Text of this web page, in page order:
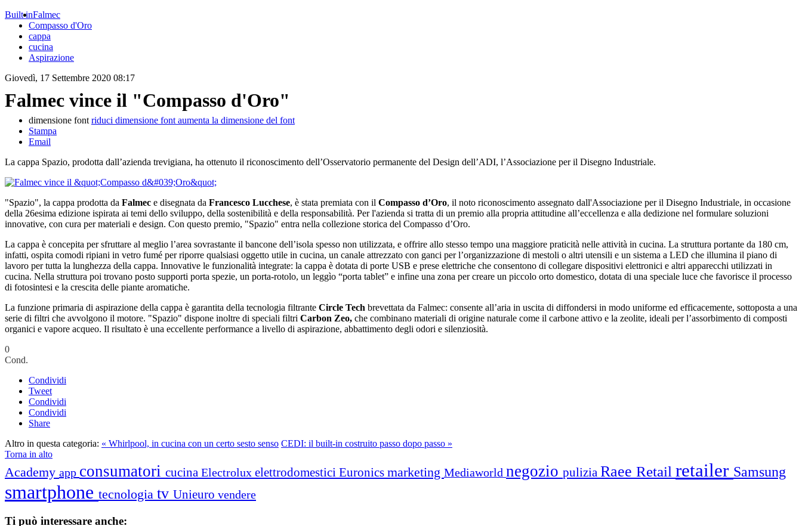
Built inFalmec
Compasso d'Oro
cappa
cucina
Aspirazione
Giovedì, 17 Settembre 2020 08:17
Falmec vince il "Compasso d'Oro"
dimensione font riduci dimensione font aumenta la dimensione del font
Stampa
Email
La cappa Spazio, prodotta dall’azienda trevigiana, ha ottenuto il riconoscimento dell’Osservatorio permanente del Design dell’ADI, l’Associazione per il Disegno Industriale.
"Spazio", la cappa prodotta da Falmec e disegnata da Francesco Lucchese, è stata premiata con il Compasso d’Oro, il noto riconoscimento assegnato dall'Associazione per il Disegno Industriale, in occasione
della 26esima edizione ispirata ai temi dello sviluppo, della sostenibilità e della responsabilità. Per l'azienda si tratta di un premio alla propria attitudine all’eccellenza e alla dedizione nel formulare soluzioni
innovative, con cura per materiali e design. Con questo premio, "Spazio" entra nella collezione storica del Compasso d’Oro.
La cappa è concepita per sfruttare al meglio l’area sovrastante il bancone dell’isola spesso non utilizzata, e offrire allo stesso tempo una maggiore praticità nelle attività in cucina. La struttura portante da 180 cm,
infatti, ospita comodi ripiani in vetro fumé per riporre qualsiasi oggetto utile in cucina, un canale attrezzato con ganci per l’organizzazione di mestoli o altri utensili e un sistema a LED che illumina il piano di
lavoro per tutta la lunghezza della cappa. Innovative le funzionalità integrate: la cappa è dotata di porte USB e prese elettriche che consentono di collegare dispositivi elettronici e altri apparecchi utilizzati in
cucina. Nella struttura poi trovano posto supporti porta spezie, un porta-rotolo, un leggìo “porta tablet” e infine una zona per creare un piccolo orto domestico, dotata di una speciale luce che favorisce il processo
di fotosintesi e la crescita delle piante aromatiche.
La funzione primaria di aspirazione della cappa è garantita della tecnologia filtrante Circle Tech brevettata da Falmec: consente all’aria in uscita di diffondersi in modo uniforme ed efficacemente, sottoposta a una
serie di filtri che avvolgono il motore. "Spazio" dispone inoltre di speciali filtri Carbon Zeo, che combinano materiali di origine naturale come il carbone attivo e la zeolite, ideali per l’assorbimento di composti
organici e vapore acqueo. Il risultato è una eccellente performance a livello di aspirazione, abbattimento degli odori e silenziosità.
0
Cond.
Condividi
Tweet
Condividi
Condividi
Share
Altro in questa categoria: « Whirlpool, in cucina con un certo sesto senso CEDI: il built-in costruito passo dopo passo »
Torna in alto
Academy app consumatori cucina Electrolux elettrodomestici Euronics marketing Mediaworld negozio pulizia Raee Retail retailer Samsung
smartphone tecnologia tv Unieuro vendere
Ti può interessare anche: